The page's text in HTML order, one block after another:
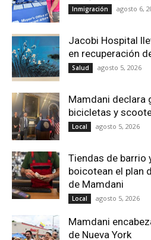
Inmigración agosto 6,
Jacobi Hospital
en recuperación
Salud agosto 5, 2026
Mamdani declara
bicicletas y
Local agosto 5, 2026
Tiendas de barrio
boicotean el plan
de Mamdani
Local agosto 5, 2026
Mamdani
de Nueva York